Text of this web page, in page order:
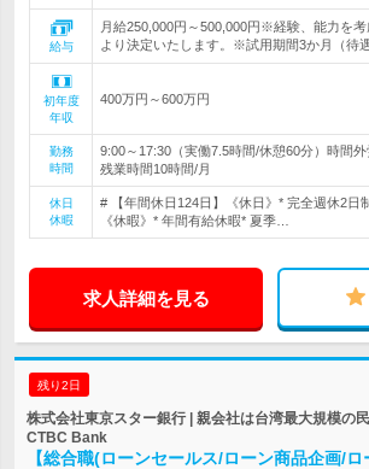
給与
月給250,000円～500,000円※経験、能力を
より決定いたします。※試用期間3か月（待
初年度
年収
400万円～600万円
勤務
時間
9:00～17:30（実働7.5時間/休憩60分）時間
残業時間10時間/月
休日
休暇
# 【年間休日124日】《休日》* 完全週休2日
《休暇》* 年間有給休暇* 夏季…
求人詳細を見る
残り2日
株式会社東京スター銀行 | 親会社は台湾最大規模の
CTBC Bank
【総合職(ローンセールス/ローン商品企画/ロ